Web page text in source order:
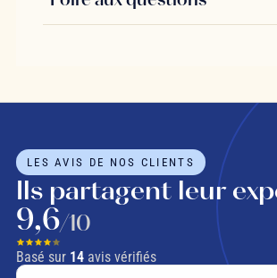
LES AVIS DE NOS CLIENTS
Ils partagent leur
9,6/10
Basé sur 14avis vérifiés